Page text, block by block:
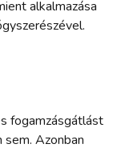
alkalmazása
fogamzásgátlást
Azonban